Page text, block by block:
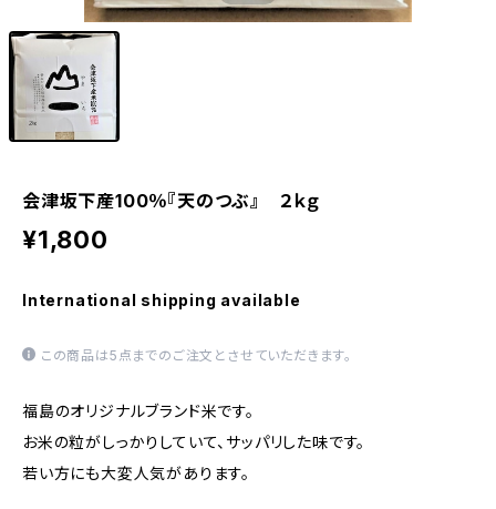
会津坂下産100％『天のつぶ』 ２ｋｇ
¥1,800
International shipping available
この商品は5点までのご注文とさせていただきます。
福島のオリジナルブランド米です。
お米の粒がしっかりしていて、サッパリした味です。
若い方にも大変人気があります。